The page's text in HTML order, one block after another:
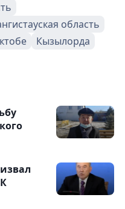
область
Кызылорда